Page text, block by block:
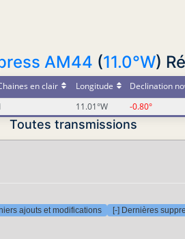
AM44 (11.0°W)
en clair Longitude Declination
11.01°W -0.80°
Toutes transmissions
ajouts et modifications [-] Dernières